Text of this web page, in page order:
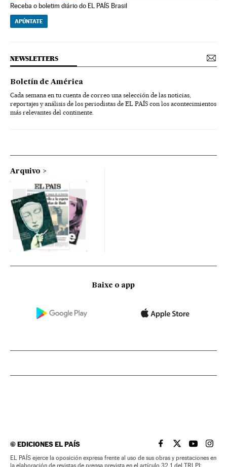
Receba o boletim diário do EL PAÍS Brasil
APÚNTATE
NEWSLETTERS
Boletín de América
Cada semana en tu cuenta de correo una selección de las noticias,
reportajes y análisis de los periodistas de EL PAÍS con los acontecimientos
más relevantes del continente.
Arquivo
Baixe o app
©EDICIONES EL PAÍS EL PAÍS BRASIL EN
EL PAÍSEL PAÍS
EL
EL PAÍS ejerce la oposición expresa frente al uso de sus obras y prestaciones en